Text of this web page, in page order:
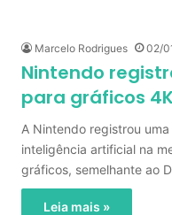
Marcelo Rodrigues 02/
Nintendo
para gráficos
A Nintendo registrou
inteligência artificial na
gráficos, semelhante ao
Leia mais »